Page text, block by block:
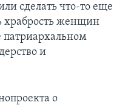
сделать что-то еще
женщин
патриархальном
и
о